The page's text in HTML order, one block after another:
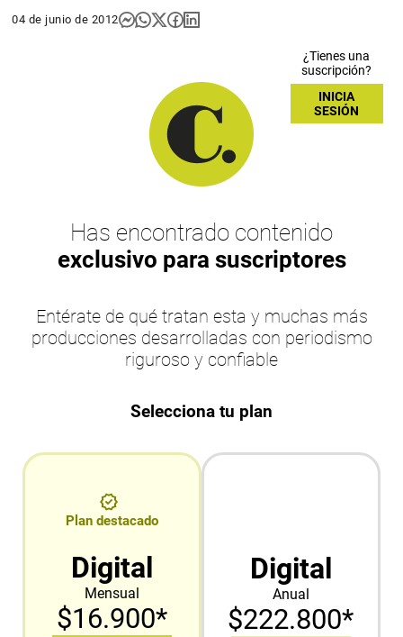
04 de junio de 2012
¿Tienes una
suscripción?
INICIA
SESIÓN
Has encontrado contenido
exclusivo para suscriptores
Entérate de qué tratan esta y muchas más
producciones desarrolladas con periodismo
riguroso y confiable
Selecciona tu plan
Plan destacado
Digital
Mensual
$16.900*
Digital
Anual
$222.800*